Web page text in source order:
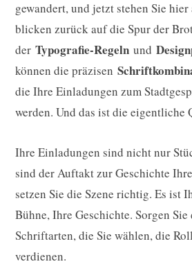
gewandert, und jetzt stehen Sie hier
blicken zurück auf die Spur der
der Typografie-Regeln und
können die präzisen
die Ihre Einladungen zum
werden. Und das ist die eigentliche
Ihre Einladungen sind nicht nur
sind der Auftakt zur Geschichte
setzen Sie die Szene richtig. Es ist
Bühne, Ihre Geschichte. Sorgen Sie
Schriftarten, die Sie wählen, die
verdienen.